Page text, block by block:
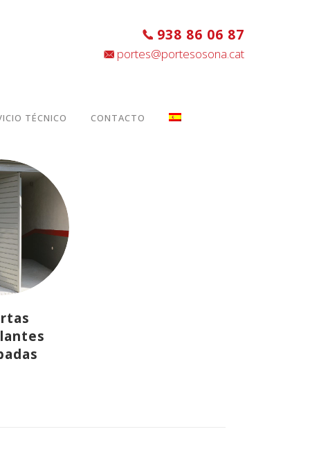
938 86 06 87
portes@portesosona.cat
TÉCNICO CONTACTO